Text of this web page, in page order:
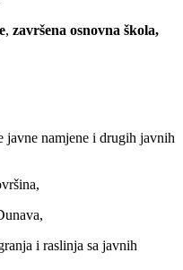
, završena osnovna škola,
javne namjene i drugih javnih
i raslinja sa javnih